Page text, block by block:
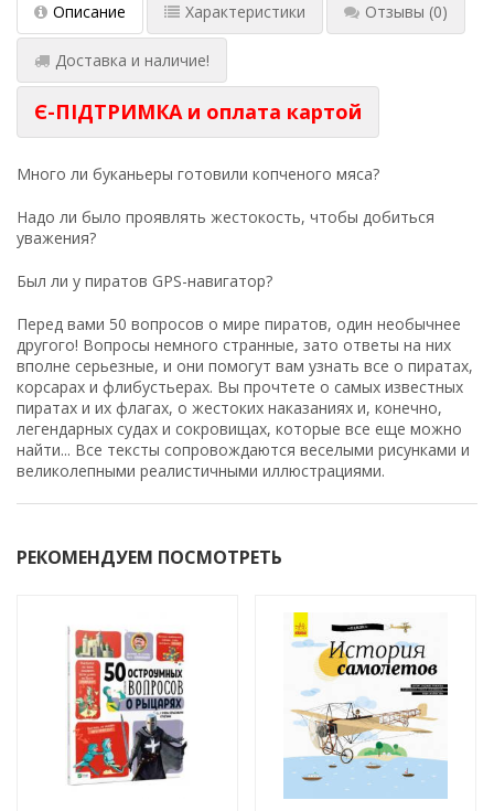
Описание Характеристики Отзывы (0)
Доставка и наличие!
Є-ПІДТРИМКА и оплата картой
Много ли буканьеры готовили копченого мяса?
Надо ли было проявлять жестокость, чтобы добиться
уважения?
Был ли у пиратов GPS-навигатор?
Перед вами 50 вопросов о мире пиратов, один необычнее
другого! Вопросы немного странные, зато ответы на них
вполне серьезные, и они помогут вам узнать все о пиратах,
корсарах и флибустьерах. Вы прочтете о самых известных
пиратах и их флагах, о жестоких наказаниях и, конечно,
легендарных судах и сокровищах, которые все еще можно
найти... Все тексты сопровождаются веселыми рисунками и
великолепными реалистичными иллюстрациями.
РЕКОМЕНДУЕМ ПОСМОТРЕТЬ